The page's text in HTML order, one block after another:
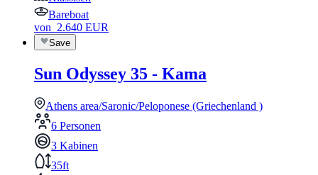
Bareboat
von 2.640 EUR
Save
Sun Odyssey 35 - Kama
Athens area/Saronic/Peloponese (Griechenland )
6 Personen
3 Kabinen
35ft